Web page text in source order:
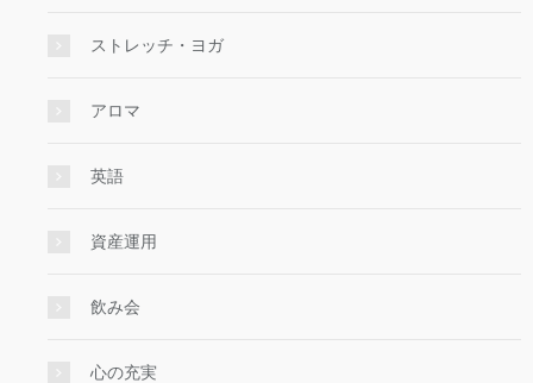
ストレッチ・ヨガ
アロマ
英語
資産運用
飲み会
心の充実